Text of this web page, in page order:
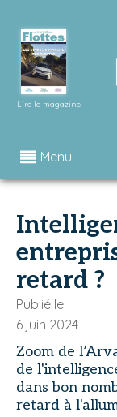
Lire le magazine
Menu
retard ?
Publié le
6 juin 2024
Zoom de
de
dans bon
retard à